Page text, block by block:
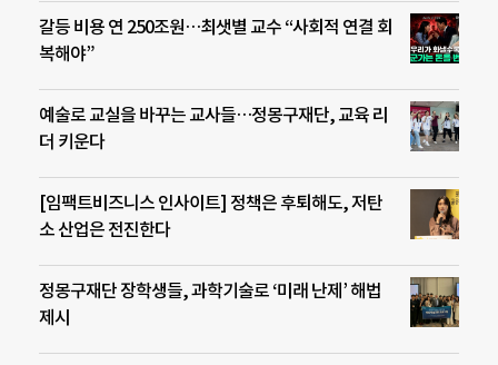
갈등 비용 연 250조원…최샛별 교수 “사회적 연결 회
복해야”
예술로 교실을 바꾸는 교사들…정몽구재단, 교육 리
더 키운다
[임팩트비즈니스 인사이트] 정책은 후퇴해도, 저탄
소 산업은 전진한다
정몽구재단 장학생들, 과학기술로 ‘미래 난제’ 해법
제시